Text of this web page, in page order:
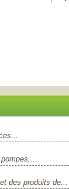
des produits de...